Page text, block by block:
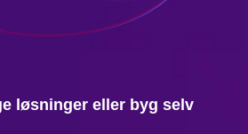
løsninger eller byg selv